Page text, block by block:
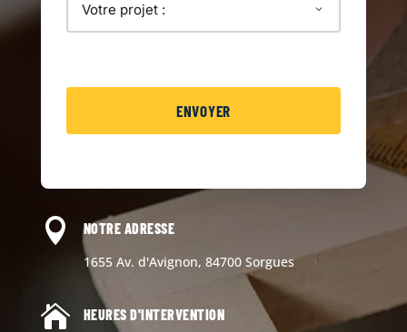

NOTRE ADRESSE
1655 Av. d'Avignon, 84700 Sorgues

HEURES D'INTERVENTION